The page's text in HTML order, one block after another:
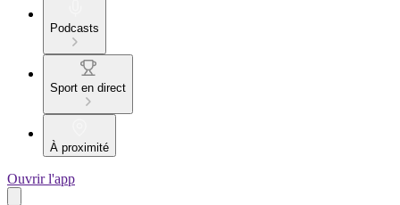
Podcasts
Sport en direct
À proximité
Ouvrir l'app